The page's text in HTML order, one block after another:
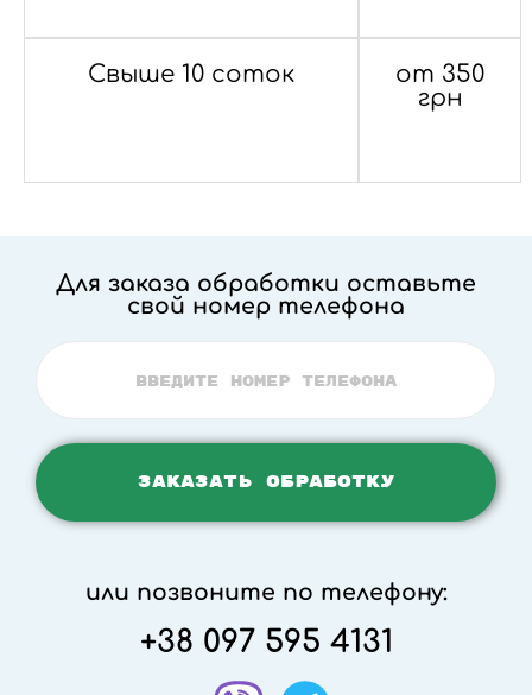
Свыше 10 соток
от 350
грн
Для заказа обработки оставьте
свой номер телефона
или позвоните по телефону:
+38 097 595 4131